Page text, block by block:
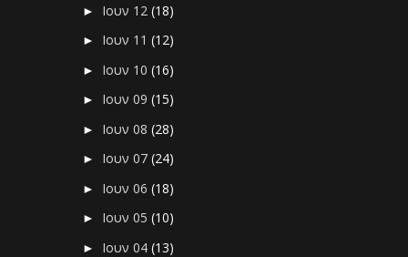
► Ιουν 12(18)
► Ιουν 11(12)
► Ιουν 10(16)
► Ιουν 09(15)
► Ιουν 08(28)
► Ιουν 07(24)
► Ιουν 06(18)
► Ιουν 05(10)
► Ιουν 04(13)